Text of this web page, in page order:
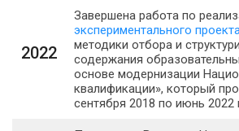
2022
Завершена работа по
экспериментального
методики отбора и
содержания
основе модернизации
квалификации», который
сентября 2018 по июнь 2022